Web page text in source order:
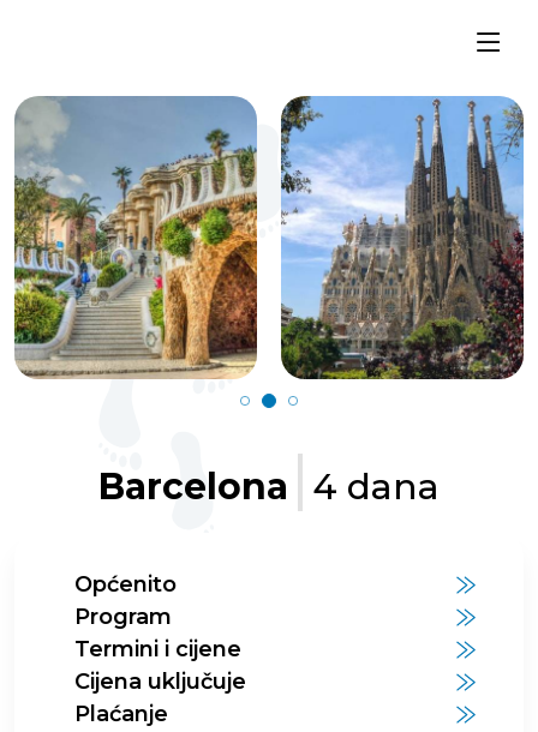
Barcelona 4 dana
Općenito
Program
Termini i cijene
Cijena uključuje
Plaćanje